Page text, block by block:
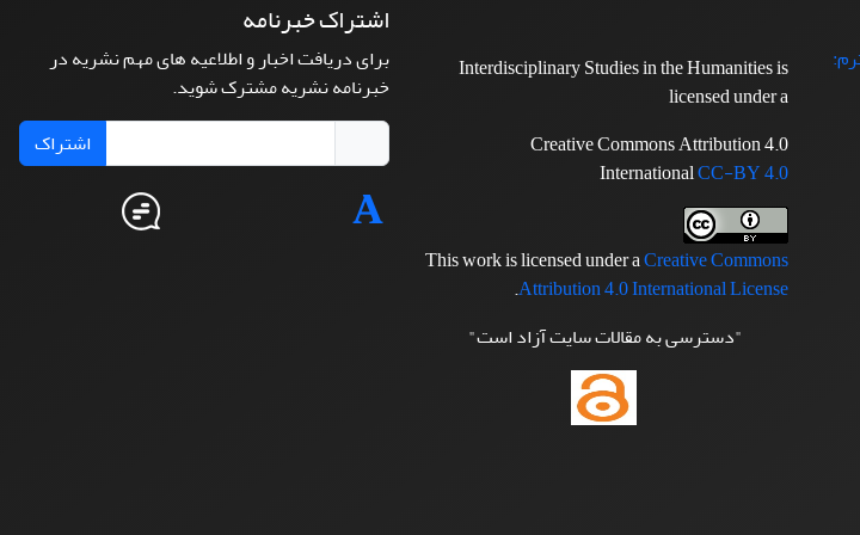
Interdisciplinary Studies in the Humanities is
licensed under a
Creative Commons Attribution 4.0
InternationalCC-BY 4.0
This work is licensed under aCreative Commons
Attribution 4.0 International License
.
"دسترسی به مقالات سایت آزاد است"
اشتراک خبرنامه
برای دریافت اخبار و اطلاعیه های مهم نشریه در
خبرنامه نشریه مشترک شوید.
اشتراک